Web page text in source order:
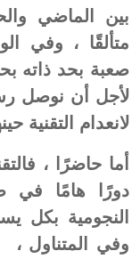
بين الماضي
متألقًا ، وفي
صعبة بحد ذاته
لأجل أن نوصل
لانعدام التقنية
أما حاضرًا ،
دورًا هامًا في
النجومية بكل
وفي المتناول ،